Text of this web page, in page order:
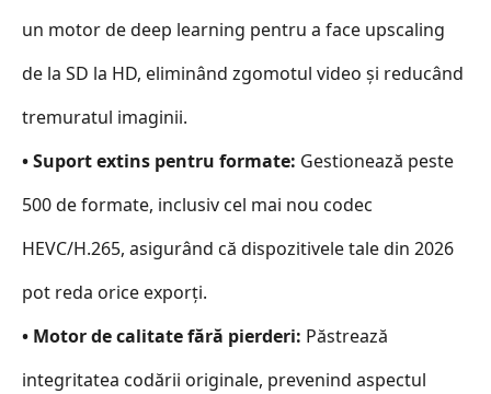
un motor de deep learning pentru a face upscaling
de la SD la HD, eliminând zgomotul video și reducând
tremuratul imaginii.
• Suport extins pentru formate: Gestionează peste
500 de formate, inclusiv cel mai nou codec
HEVC/H.265, asigurând că dispozitivele tale din 2026
pot reda orice exporți.
• Motor de calitate fără pierderi: Păstrează
integritatea codării originale, prevenind aspectul